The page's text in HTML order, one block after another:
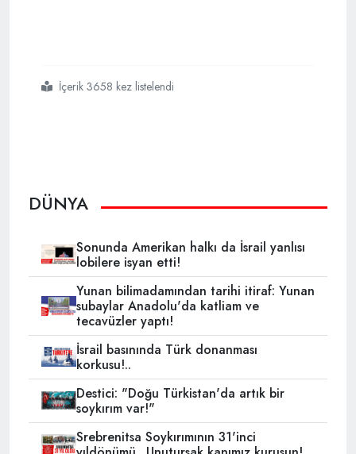
#netanyahu
#isveç dışişleri bakanı wallström
#filistin
#israil
#ortadoğu
İçerik 3658 kez listelendi
DÜNYA
Sonunda Amerikan halkı da İsrail yanlısı
lobilere isyan etti!
Yunan bilimadamından tarihi itiraf: Yunan
subaylar Anadolu'da katliam ve
tecavüzler yaptı!
İsrail basınında Türk donanması
korkusu!..
Destici: "Doğu Türkistan'da artık bir
soykırım var!"
Srebrenitsa Soykırımının 31'inci